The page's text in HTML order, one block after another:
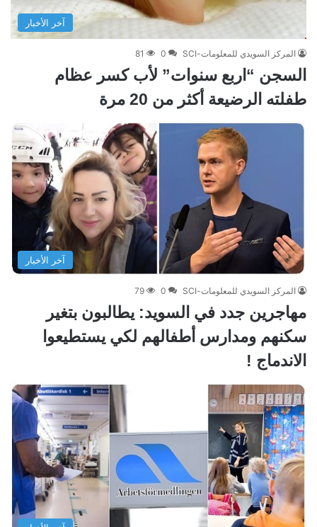
آخر الأخبار
المركز السويدي للمعلومات-SCI 0
81
السجن “اربع سنوات” لأب كسر عظام
طفلته الرضيعة أكثر من 20 مرة
آخر الأخبار
المركز السويدي للمعلومات-SCI 0
79
مهاجرين جدد في السويد: يطالبون بتغير
سكنهم ومدارس أطفالهم لكي يستطيعوا
الاندماج !